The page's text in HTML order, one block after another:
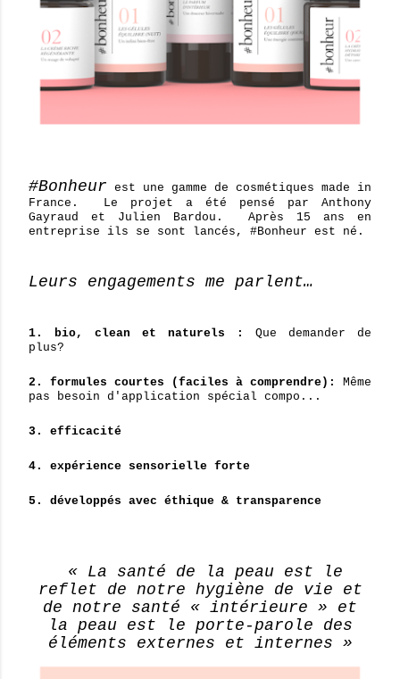
#Bonheur est une gamme de cosmétiques made in
France. Le projet a été pensé par Anthony
Gayraud et Julien Bardou. Après 15 ans en
entreprise ils se sont lancés, #Bonheur est né.
Leurs engagements me parlent…
1. bio, clean et naturels : Que demander de
plus?
2. formules courtes (faciles à comprendre): Même
pas besoin d'application spécial compo...
3. efficacité
4. expérience sensorielle forte
5. développés avec éthique & transparence
« La santé de la peau est le
reflet de notre hygiène de vie et
de notre santé « intérieure » et
la peau est le porte-parole des
éléments externes et internes »